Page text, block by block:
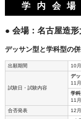
学内会場
● 会場：名古屋造形
デッサン型と学科型の
出願期間 10
試験日・試験内容
デ
11
学
11
合否発表
12